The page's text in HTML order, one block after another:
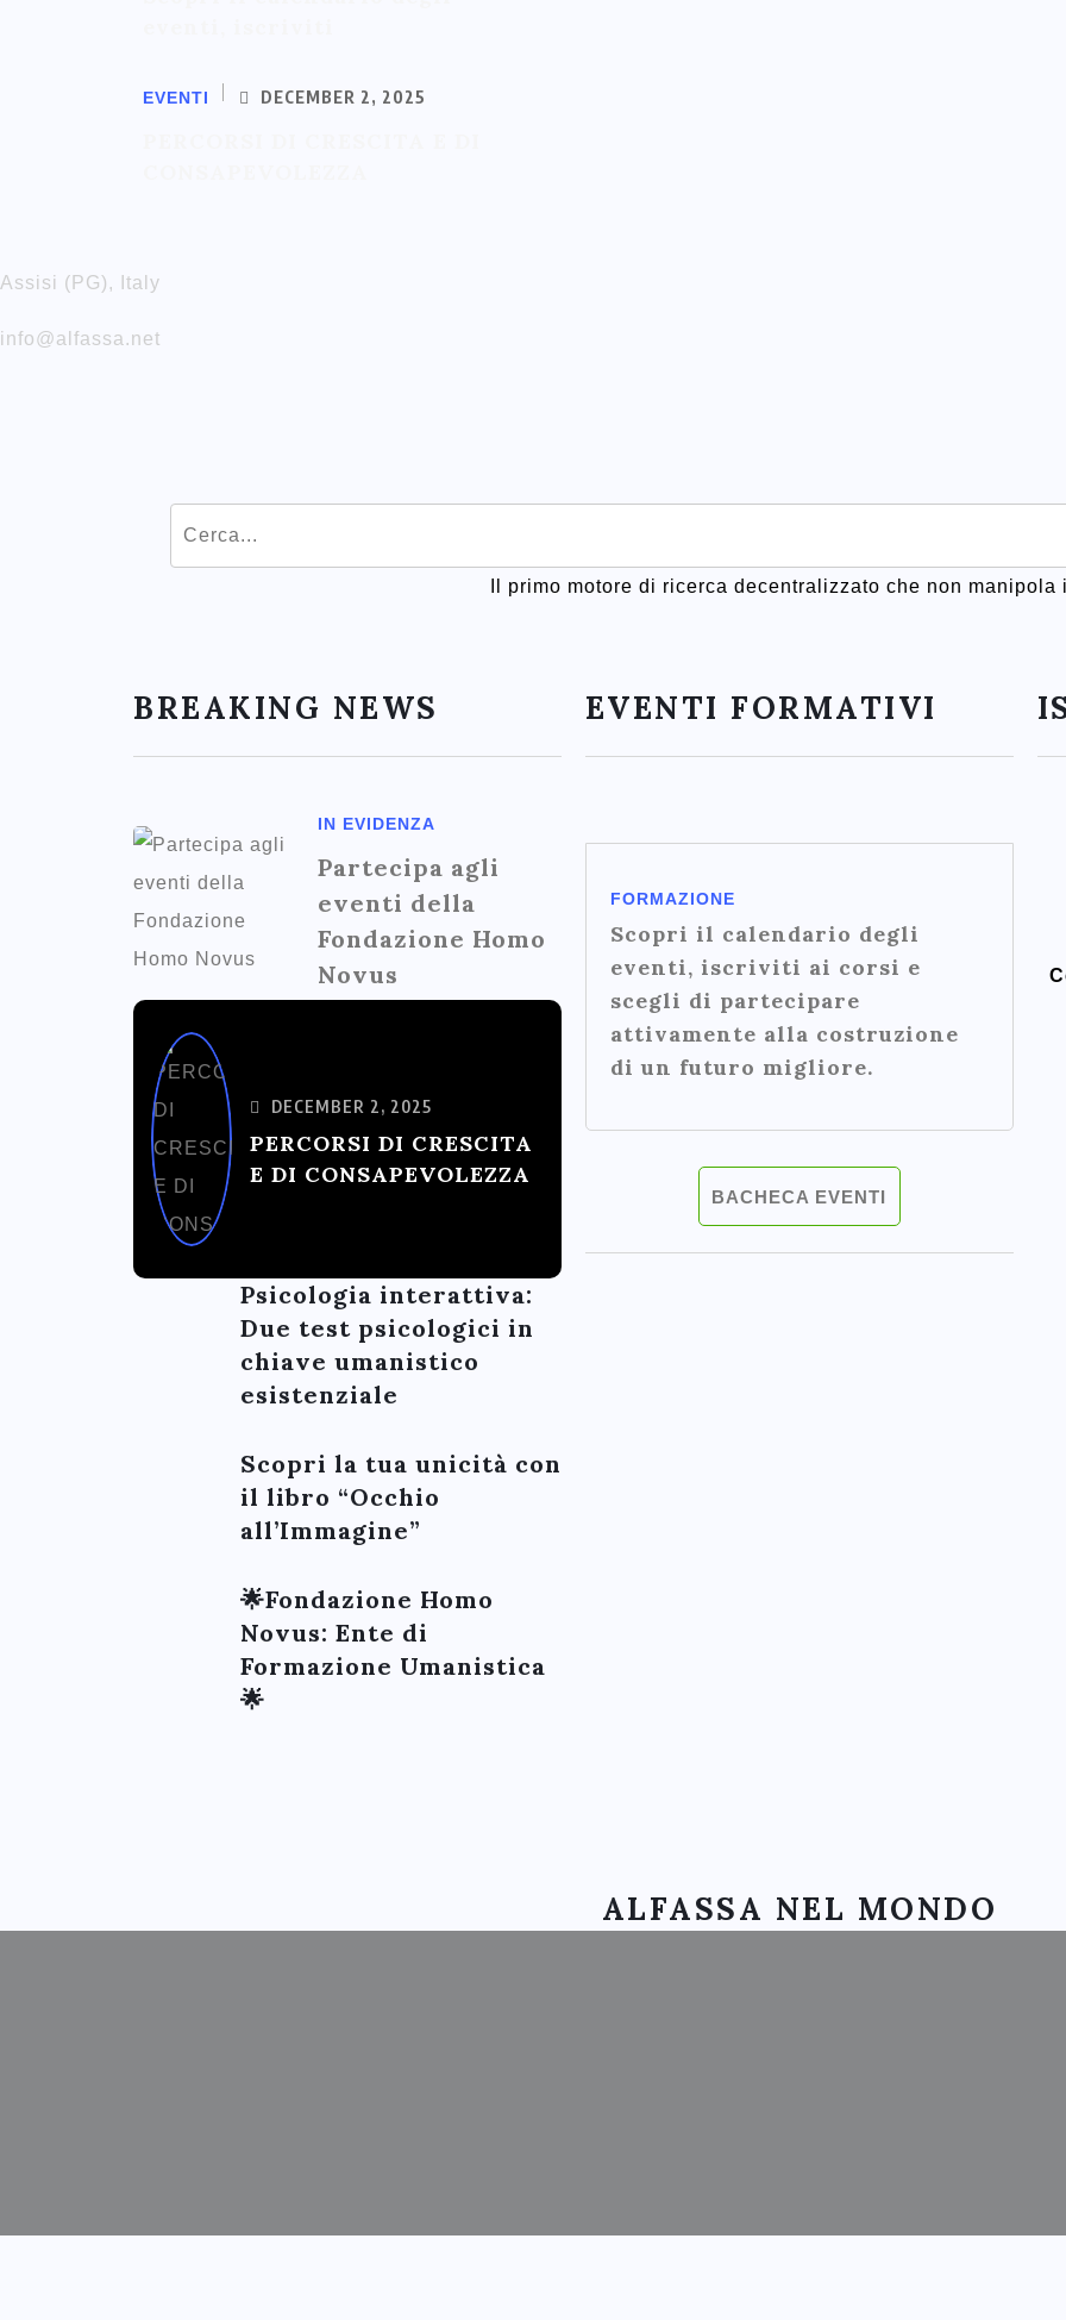
EVENTI DECEMBER 2, 2025
Assisi (PG), Italy
info@alfassa.net
Il primo motore di ricerca decentralizzato che non manipola
BREAKING NEWS
IN EVIDENZA
Partecipa agli
eventi della
Fondazione Homo
Novus
DECEMBER 2, 2025
PERCORSI DI CRESCITA
E DI CONSAPEVOLEZZA
Psicologia interattiva:
Due test psicologici in
chiave umanistico
esistenziale
Scopri la tua unicità con
il libro “Occhio
all’Immagine”
🌟Fondazione Homo
Novus: Ente di
Formazione Umanistica
🌟
EVENTI FORMATIVI
FORMAZIONE
Scopri il calendario degli
eventi, iscriviti ai corsi e
scegli di partecipare
attivamente alla costruzione
di un futuro migliore.
BACHECA EVENTI
ALFASSA NEL MONDO
SMART LAND ALFASSA: 12
FANTASTICHE DOLOMITI: EVENTO